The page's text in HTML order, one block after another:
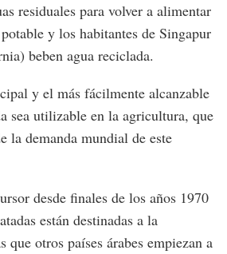
residuales para volver a alimentar
y los habitantes de Singapur
beben agua reciclada.
y el más fácilmente alcanzable
sea utilizable en la agricultura, que
la demanda mundial de este
desde finales de los años 1970
están destinadas a la
otros países árabes empiezan a